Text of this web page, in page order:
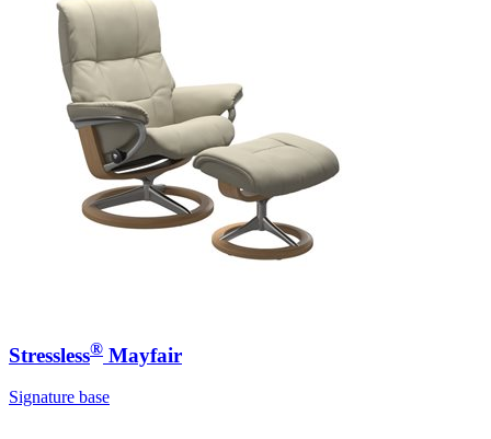
Stressless® Mayfair
Signature base